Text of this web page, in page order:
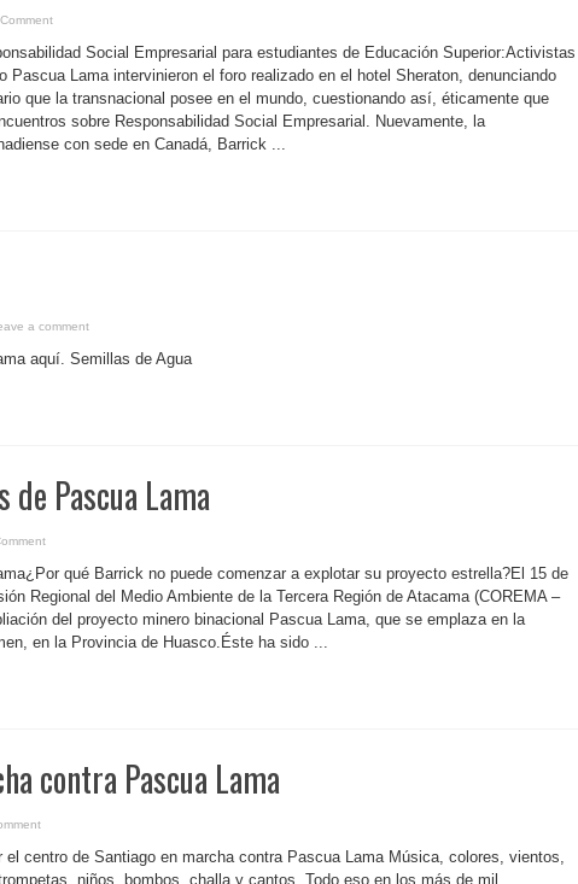
Social Empresarial para estudiantes de Educación Superior:Activistas
Pascua Lama intervinieron el foro realizado en el hotel Sheraton, denunciando
que la transnacional posee en el mundo, cuestionando así, éticamente que
sobre Responsabilidad Social Empresarial. Nuevamente, la
con sede en Canadá, Barrick ...
a comment
aquí. Semillas de Agua
de Pascua Lama
qué Barrick no puede comenzar a explotar su proyecto estrella?El 15 de
Regional del Medio Ambiente de la Tercera Región de Atacama (COREMA –
del proyecto minero binacional Pascua Lama, que se emplaza en la
en la Provincia de Huasco.Éste ha sido ...
contra Pascua Lama
el centro de Santiago en marcha contra Pascua Lama Música, colores, vientos,
niños, bombos, challa y cantos. Todo eso en los más de mil